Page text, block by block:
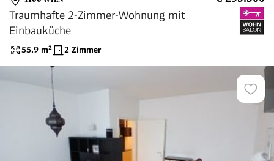
Traumhafte 2-Zimmer-Wohnung mit
Einbauküche
55.9 m² 2 Zimmer